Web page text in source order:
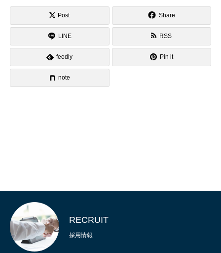
新卒採用
中途採用(正社員)
中途採用(パート)
Post Share
LINE RSS
feedly Pin it
note
RECRUIT
採用情報